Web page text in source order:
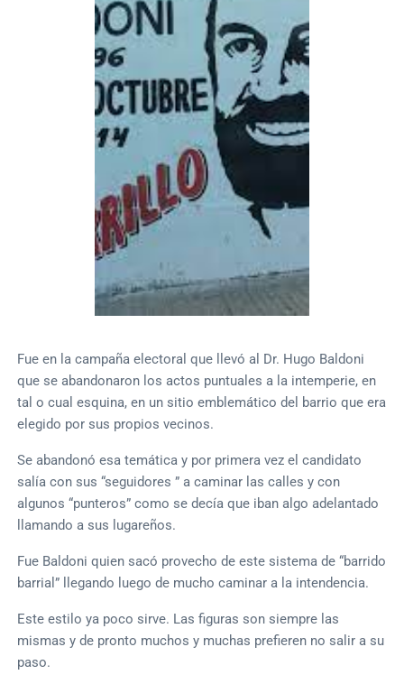
Fue en la campaña electoral que llevó al Dr. Hugo Baldoni
que se abandonaron los actos puntuales a la intemperie, en
tal o cual esquina, en un sitio emblemático del barrio que era
elegido por sus propios vecinos.
Se abandonó esa temática y por primera vez el candidato
salía con sus “seguidores ” a caminar las calles y con
algunos “punteros” como se decía que iban algo adelantado
llamando a sus lugareños.
Fue Baldoni quien sacó provecho de este sistema de “barrido
barrial” llegando luego de mucho caminar a la intendencia.
Este estilo ya poco sirve. Las figuras son siempre las
mismas y de pronto muchos y muchas prefieren no salir a su
paso.